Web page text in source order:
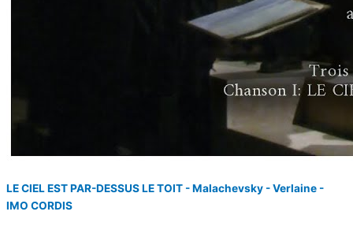
LE CIEL EST PAR-DESSUS LE TOIT - Malachevsky - Verlaine -
IMO CORDIS